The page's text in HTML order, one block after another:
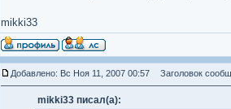
mikki33
Добавлено: Вс Ноя 11, 2007 00:57 Заголовок
mikki33 писал(а):